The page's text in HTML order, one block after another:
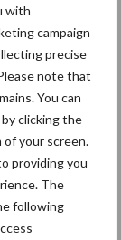
with
campaign
precise
note that
You can
clicking the
your screen.
providing you
The
following